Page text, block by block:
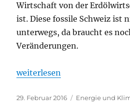
Wirtschaft von der
ist. Diese fossile Schweiz ist
unterwegs, da braucht es
Veränderungen.
„Fossile Schweiz ist nicht
weiterlesen
Veröffentlicht
29. Februar 2016 Kategorien
Energie und